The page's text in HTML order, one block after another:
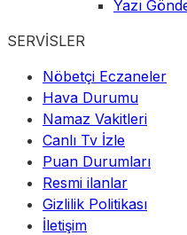
Yazı
SERVİSLER
Nöbetçi Eczaneler
Hava Durumu
Namaz Vakitleri
Canlı Tv İzle
Puan Durumları
Resmi ilanlar
Gizlilik Politikası
İletişim